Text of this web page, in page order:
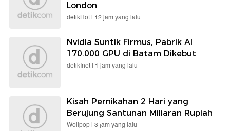
London
detikHot | 12 jam yang lalu
Nvidia Suntik Firmus, Pabrik AI
170.000 GPU di Batam Dikebut
detikInet | 1 jam yang lalu
Kisah Pernikahan 2 Hari yang
Berujung Santunan Miliaran Rupiah
Wolipop | 3 jam yang lalu